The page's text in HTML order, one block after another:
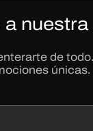
nuestra
de
únicas.